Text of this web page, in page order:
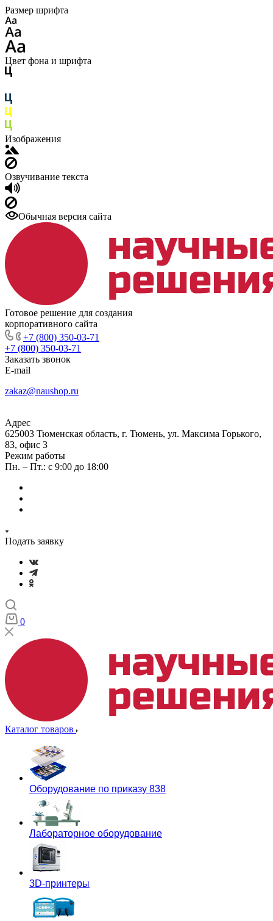
Размер шрифта
Цвет фона и шрифта
Изображения
Озвучивание текста
Обычная версия сайта
Готовое решение для создания
корпоративного сайта
+7 (800) 350-03-71
+7 (800) 350-03-71
Заказать звонок
E-mail
zakaz@naushop.ru
Адрес
625003 Тюменская область, г. Тюмень, ул. Максима Горького,
83, офис 3
Режим работы
Пн. – Пт.: с 9:00 до 18:00
Подать заявку
0
Каталог товаров
Оборудование по приказу 838
Лабораторное оборудование
3D-принтеры